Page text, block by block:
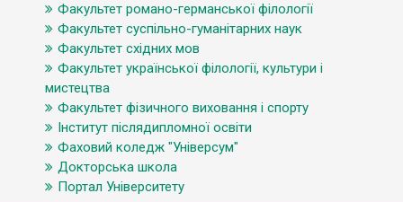
Факультет романо-германської філології
Факультет суспільно-гуманітарних наук
Факультет східних мов
Факультет української філології, культури і
мистецтва
Факультет фізичного виховання і спорту
Інститут післядипломної освіти
Фаховий коледж "Універсум"
Докторська школа
Портал Університету